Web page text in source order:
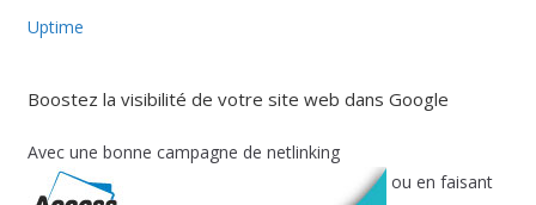
Uptime
Boostez la visibilité de votre site web dans Google
Avec une bonne campagne de netlinking
ou en faisant